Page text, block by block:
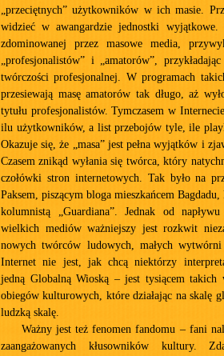
„przeciętnych” użytkowników w ich masie.
widzieć w awangardzie jednostki
zdominowanej przez masowe media,
„profesjonalistów” i „amatorów”,
twórczości profesjonalnej. W programach
przesiewają masę amatorów tak długo, aż
tytułu profesjonalistów. Tymczasem w
ilu użytkowników, a list przebojów tyle, ile
Okazuje się, że „masa” jest pełna wyjątków i
Czasem znikąd wyłania się twórca, który
czołówki stron internetowych. Tak było na
Paksem, piszącym bloga mieszkańcem Bagdadu,
kolumnistą „Guardiana”. Jednak od
wielkich mediów ważniejszy jest rozkwit
nowych twórców ludowych, małych
Internet nie jest, jak chcą niektórzy
jedną Globalną Wioską – jest tysiącem takich
obiegów kulturowych, które działając na skalę
ludzką skalę.
Ważny jest też fenomen fandomu – fani
zaangażowanych kłusowników kultury.